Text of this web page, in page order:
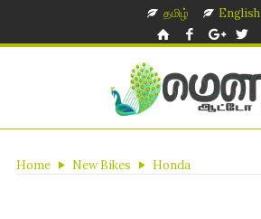
தமிழ் English
Home New Bikes Honda